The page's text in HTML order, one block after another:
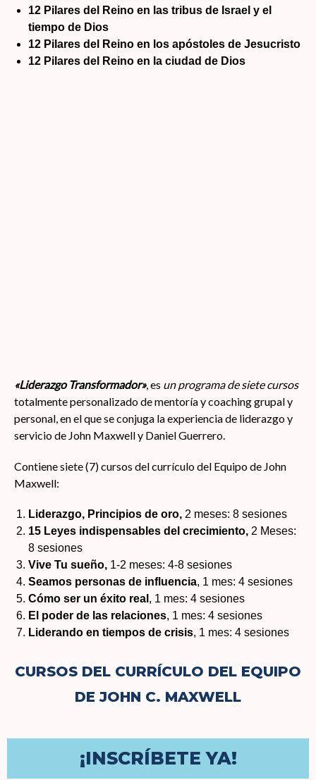
12 Pilares del Reino en las tribus de Israel y el
tiempo de Dios
12 Pilares del Reino en los apóstoles de Jesucristo
12 Pilares del Reino en la ciudad de Dios
«LiderazgoTransformador», es un programa de siete cursos
totalmente personalizado de mentoría y coaching grupal y
personal, en el que se conjuga la experiencia de liderazgo y
servicio de John Maxwell y Daniel Guerrero.
Contiene siete (7) cursos del currículo del Equipo de John
Maxwell:
Liderazgo, Principios de oro, 2 meses: 8 sesiones
15 Leyes indispensables del crecimiento, 2 Meses:
8 sesiones
Vive Tu sueño, 1-2 meses: 4-8 sesiones
Seamos personas de influencia, 1 mes: 4 sesiones
Cómo ser un éxito real , 1 mes: 4 sesiones
El poder de las relaciones, 1 mes: 4 sesiones
Liderando en tiempos de crisis, 1 mes: 4 sesiones
CURSOS DEL CURRÍCULO DEL EQUIPO
DE JOHN C. MAXWELL
¡INSCRÍBETE YA!